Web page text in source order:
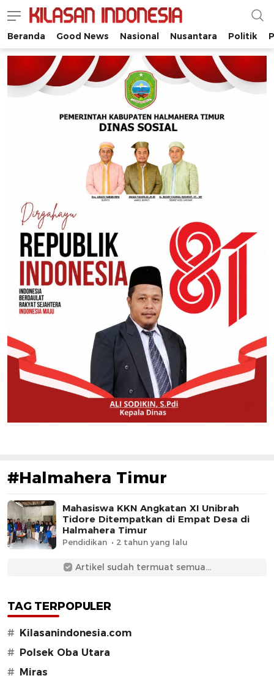
Kilasan Indonesia
Satu-satunya di Indonesia
Beranda Good News Nasional Nusantara Politik
#Halmahera Timur
Mahasiswa KKN Angkatan XI Unibrah
Tidore Ditempatkan di Empat Desa di
Halmahera Timur
Pendidikan 2 tahun yang lalu
Artikel sudah termuat semua...
TAG TERPOPULER
# Kilasanindonesia.com
# Polsek Oba Utara
# Miras